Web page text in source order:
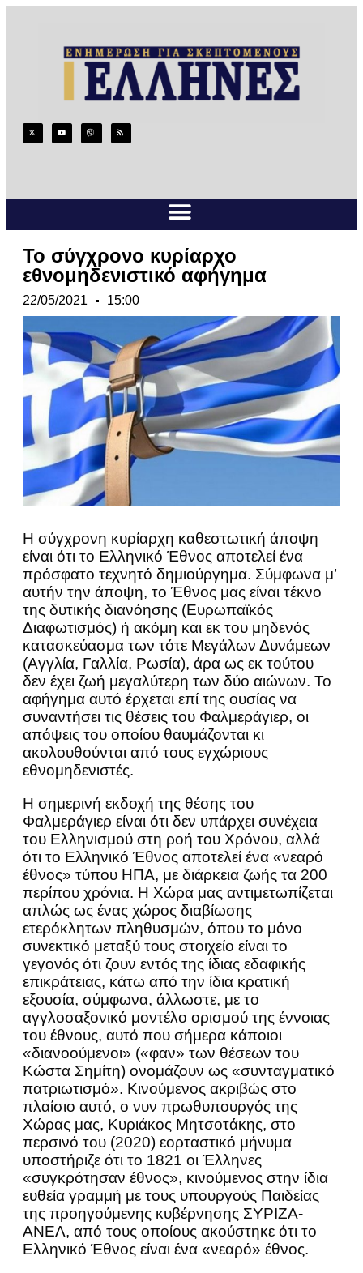
Το σύγχρονο κυρίαρχο
εθνομηδενιστικό αφήγημα
22/05/2021 15:00
Η σύγχρονη κυρίαρχη καθεστωτική άποψη
είναι ότι το Ελληνικό Έθνος αποτελεί ένα
πρόσφατο τεχνητό δημιούργημα. Σύμφωνα μ’
αυτήν την άποψη, το Έθνος μας είναι τέκνο
της δυτικής διανόησης (Ευρωπαϊκός
Διαφωτισμός) ή ακόμη και εκ του μηδενός
κατασκεύασμα των τότε Μεγάλων Δυνάμεων
(Αγγλία, Γαλλία, Ρωσία), άρα ως εκ τούτου
δεν έχει ζωή μεγαλύτερη των δύο αιώνων. Το
αφήγημα αυτό έρχεται επί της ουσίας να
συναντήσει τις θέσεις του Φαλμεράγιερ, οι
απόψεις του οποίου θαυμάζονται κι
ακολουθούνται από τους εγχώριους
εθνομηδενιστές.
Η σημερινή εκδοχή της θέσης του
Φαλμεράγιερ είναι ότι δεν υπάρχει συνέχεια
του Ελληνισμού στη ροή του Χρόνου, αλλά
ότι το Ελληνικό Έθνος αποτελεί ένα «νεαρό
έθνος» τύπου ΗΠΑ, με διάρκεια ζωής τα 200
περίπου χρόνια. Η Χώρα μας αντιμετωπίζεται
απλώς ως ένας χώρος διαβίωσης
ετερόκλητων πληθυσμών, όπου το μόνο
συνεκτικό μεταξύ τους στοιχείο είναι το
γεγονός ότι ζουν εντός της ίδιας εδαφικής
επικράτειας, κάτω από την ίδια κρατική
εξουσία, σύμφωνα, άλλωστε, με το
αγγλοσαξονικό μοντέλο ορισμού της έννοιας
του έθνους, αυτό που σήμερα κάποιοι
«διανοούμενοι» («φαν» των θέσεων του
Κώστα Σημίτη) ονομάζουν ως «συνταγματικό
πατριωτισμό». Κινούμενος ακριβώς στο
πλαίσιο αυτό, ο νυν πρωθυπουργός της
Χώρας μας, Κυριάκος Μητσοτάκης, στο
περσινό του (2020) εορταστικό μήνυμα
υποστήριζε ότι το 1821 οι Έλληνες
«συγκρότησαν έθνος», κινούμενος στην ίδια
ευθεία γραμμή με τους υπουργούς Παιδείας
της προηγούμενης κυβέρνησης ΣΥΡΙΖΑ-
ΑΝΕΛ, από τους οποίους ακούστηκε ότι το
Ελληνικό Έθνος είναι ένα «νεαρό» έθνος.